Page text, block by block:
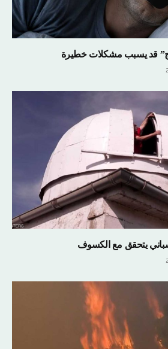
قد يسبب مشكلات خطيرة
يتحقق مع الكسوف